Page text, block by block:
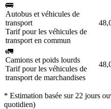
🚌
Autobus et véhicules de
transport
Tarif pour les véhicules de
transport en commun
🚛
Camions et poids lourds
Tarif pour les véhicules de
transport de marchandises
* Estimation basée sur 22 jours
quotidien)